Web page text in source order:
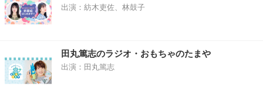
出演：紡木吏佐、林鼓子
田丸篤志のラジオ・おもちゃのたまや
出演：田丸篤志